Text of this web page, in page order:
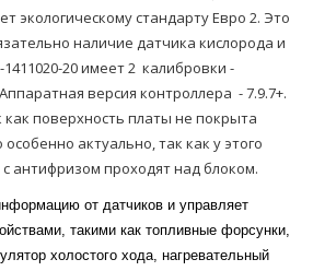
экологическому стандарту Евро 2. Это
наличие датчика кислорода и
20 имеет 2 калибровки -
Аппаратная версия контроллера - 7.9.7+.
как поверхность платы не покрыта
актуально, так как у этого
антифризом проходят над блоком.
от датчиков и управляет
такими как топливные форсунки,
холостого хода, нагревательный